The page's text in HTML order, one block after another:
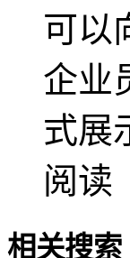
可以
企业
式展
阅读
相关搜索